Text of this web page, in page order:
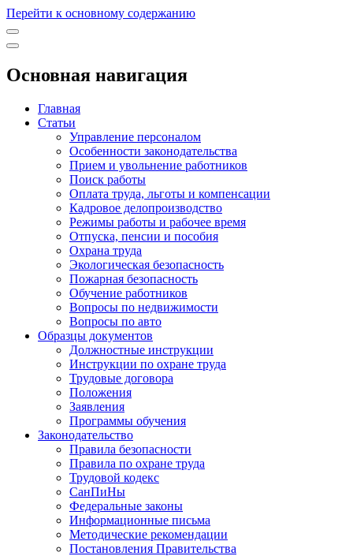
Перейти к основному содержанию
Основная навигация
Главная
Статьи
Управление персоналом
Особенности законодательства
Прием и увольнение работников
Поиск работы
Оплата труда, льготы и компенсации
Кадровое делопроизводство
Режимы работы и рабочее время
Отпуска, пенсии и пособия
Охрана труда
Экологическая безопасность
Пожарная безопасность
Обучение работников
Вопросы по недвижимости
Вопросы по авто
Образцы документов
Должностные инструкции
Инструкции по охране труда
Трудовые договора
Положения
Заявления
Программы обучения
Законодательство
Правила безопасности
Правила по охране труда
Трудовой кодекс
СанПиНы
Федеральные законы
Информационные письма
Методические рекомендации
Постановления Правительства